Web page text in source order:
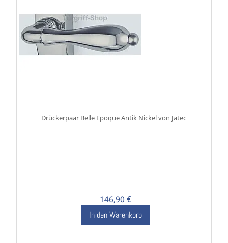
Drückerpaar Belle Epoque Antik Nickel von Jatec
146,90 €
In den Warenkorb